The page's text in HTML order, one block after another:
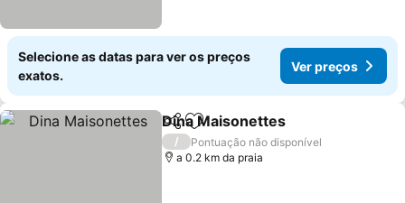
Selecione as datas para ver os preços
exatos.
Ver preços
PartilharAdicionar aos favoritos
Dina Maisonettes
/
Pontuação não disponível
a 0.2 km da praia